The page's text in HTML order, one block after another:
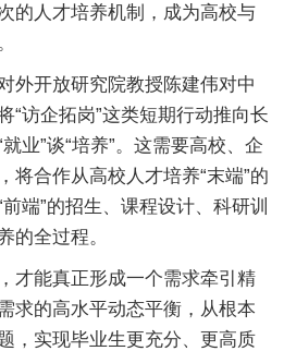
的人才培养机制，成为高校与
外开放研究院教授陈建伟对中
“访企拓岗”这类短期行动推向长
业”谈“培养”。这需要高校、企
将合作从高校人才培养“末端”的
端”的招生、课程设计、科研训
的全过程。
才能真正形成一个需求牵引精
求的高水平动态平衡，从根本
，实现毕业生更充分、更高质